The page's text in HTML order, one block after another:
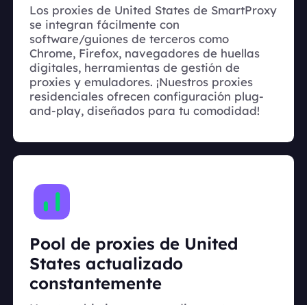
Los proxies de United States de SmartProxy
se integran fácilmente con
software/guiones de terceros como
Chrome, Firefox, navegadores de huellas
digitales, herramientas de gestión de
proxies y emuladores. ¡Nuestros proxies
residenciales ofrecen configuración plug-
and-play, diseñados para tu comodidad!
Pool de proxies de United
States actualizado
constantemente